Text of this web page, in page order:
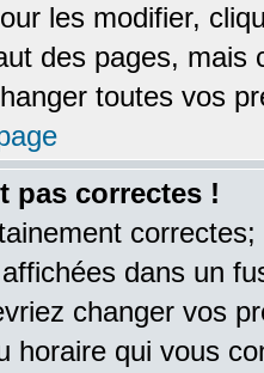
les modifier,
des pages,
toutes vos
pas correctes !
dans un
changer vos
horaire qui vous